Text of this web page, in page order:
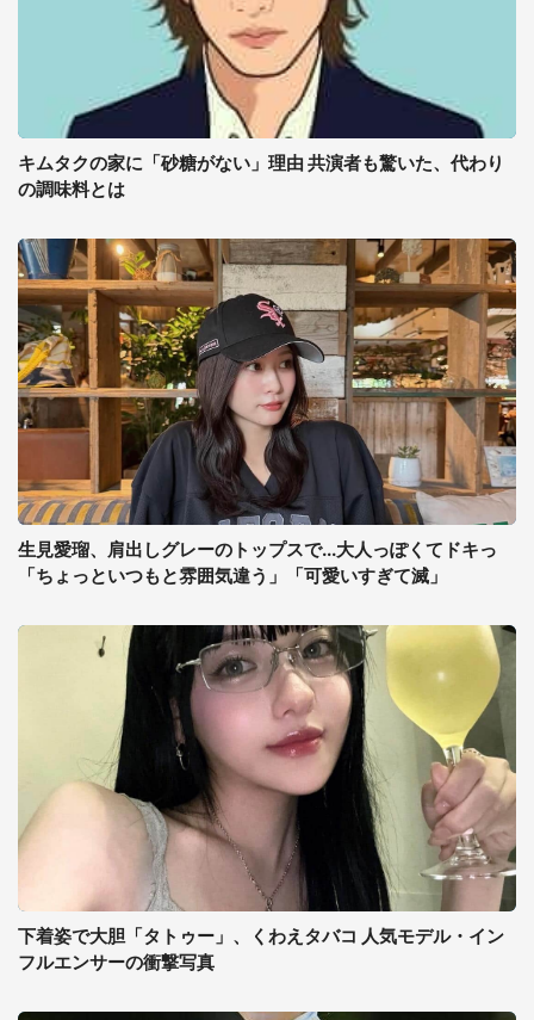
キムタクの家に「砂糖がない」理由 共演者も驚いた、代わり
の調味料とは
生見愛瑠、肩出しグレーのトップスで...大人っぽくてドキっ
「ちょっといつもと雰囲気違う」「可愛いすぎて滅」
下着姿で大胆「タトゥー」、くわえタバコ 人気モデル・イン
フルエンサーの衝撃写真